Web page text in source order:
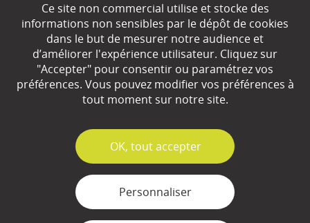
Partenaires
Espace Presse
Plan du site
Mentions légales
Ce site non commercial utilise et stocke des
informations non sensibles par le dépôt de cookies
dans le but de mesurer notre audience et
d’améliorer l'expérience utilisateur. Cliquez sur
"Accepter" pour consentir ou paramétrez vos
préférences. Vous pouvez modifier vos préférences à
tout moment sur notre site.
✓
OK, tout accepter
Personnaliser